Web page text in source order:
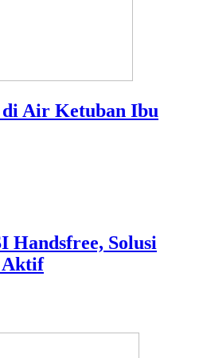
Air Ketuban Ibu
Handsfree, Solusi
Aktif